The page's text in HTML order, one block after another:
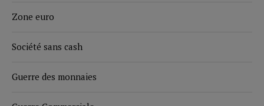
Zone euro
Société sans cash
Guerre des monnaies